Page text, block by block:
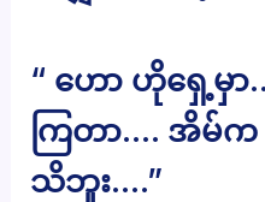
“ ဟော ဟိုရှေ့မှာ
ကြတာ…. အိမ်က
သိဘူး….”